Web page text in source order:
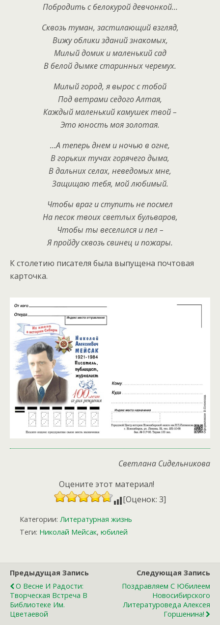
Побродить с белокурой девчонкой…
Сквозь туман, застилающий взгляд,
Вижу облики зданий знакомых,
Милый домик и маленький сад
В белой дымке старинных черемух.
Милый город, я вырос с тобой
Под ветрами седого Алтая,
Каждый маленький камушек твой –
Это юность моя золотая.
…А теперь днем и ночью в огне,
В горьких тучах горячего дыма,
В дальних селах, неведомых мне,
Защищаю тебя, мой любимый.
Чтобы враг и ступить не посмел
На песок твоих светлых бульваров,
Чтобы ты веселился и пел –
Я пройду сквозь свинец и пожары.
К столетию писателя была выпущена почтовая
карточка.
Светлана Сидельникова
Оцените этот материал!
[Оценок: 3]
Категории: Литературная жизнь
Теги: Николай Мейсак, юбилей
Предыдущая Запись
О Весне И Радости:
Творческая Встреча В
Библиотеке Им.
Цветаевой
Следующая Запись
Поздравляем С Юбилеем
Новосибирского
Литературоведа Алексея
Горшенина!